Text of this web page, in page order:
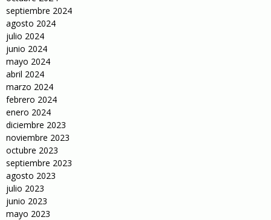
septiembre 2024
agosto 2024
julio 2024
junio 2024
mayo 2024
abril 2024
marzo 2024
febrero 2024
enero 2024
diciembre 2023
noviembre 2023
octubre 2023
septiembre 2023
agosto 2023
julio 2023
junio 2023
mayo 2023